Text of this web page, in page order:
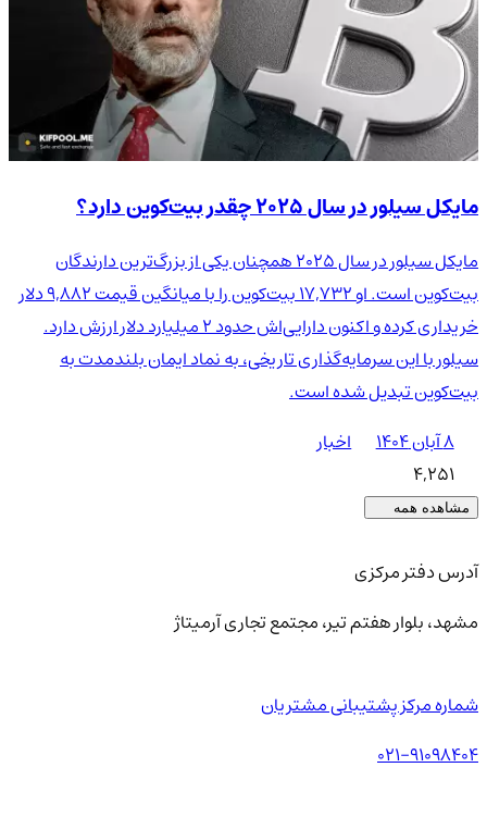
مایکل سیلور در سال ۲۰۲۵ چقدر بیت‌کوین دارد؟
مایکل سیلور در سال ۲۰۲۵ همچنان یکی از بزرگ‌ترین دارندگان
بیت‌کوین است. او ۱۷,۷۳۲ بیت‌کوین را با میانگین قیمت ۹,۸۸۲ دلار
خریداری کرده و اکنون دارایی‌اش حدود ۲ میلیارد دلار ارزش دارد.
سیلور با این سرمایه‌گذاری تاریخی، به نماد ایمان بلندمدت به
بیت‌کوین تبدیل شده است.
۸ آبان ۱۴۰۴
اخبار
4,251
مشاهده همه
آدرس دفتر مرکزی
مشهد، بلوار هفتم تیر، مجتمع تجاری آرمیتاژ
شماره مرکز پشتیبانی مشتریان
021-91098404